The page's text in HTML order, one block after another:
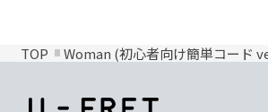
TOP Woman (初心者向け簡単コード